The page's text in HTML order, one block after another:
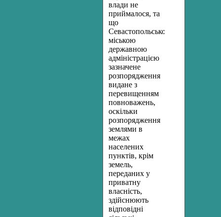
влади не
приймалося, та
що
Севастопольською
міською
державною
адміністрацією
зазначене
розпорядження
видане з
перевищенням
повноважень,
оскільки
розпорядження
землями в
межах
населених
пунктів, крім
земель,
переданих у
приватну
власність,
здійснюють
відповідні